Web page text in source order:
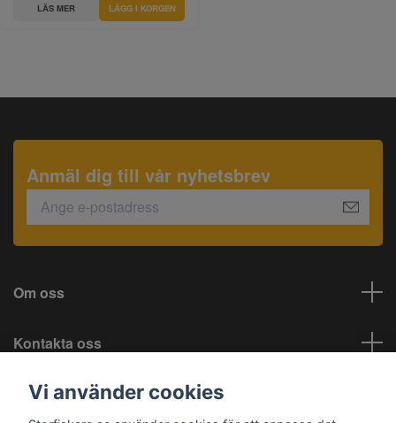
LÄS MER LÄGG I KORGEN
Anmäl dig till vår nyhetsbrev
Om oss
Kontakta oss
Information
Vi använder cookies